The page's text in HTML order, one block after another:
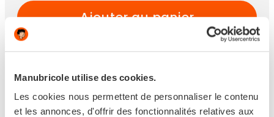
Manubricole utilise des cookies.
Les cookies nous permettent de personnaliser le contenu
et les annonces, d'offrir des fonctionnalités relatives aux
ajouter au panier
Paiement 100% sécurisé